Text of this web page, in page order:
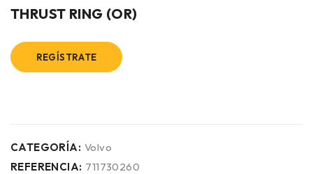
THRUST RING (OR)
REGÍSTRATE
CATEGORÍA: Volvo
REFERENCIA: 711730260